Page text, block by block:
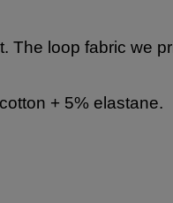
The loop fabric we
+ 5% elastane.